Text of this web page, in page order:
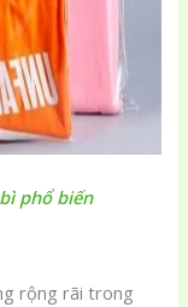
phổ biến
rộng rãi trong